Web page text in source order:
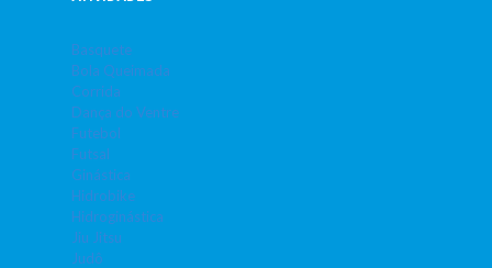
Basquete
Bola Queimada
Corrida
Dança do Ventre
Futebol
Futsal
Ginástica
Hidrobike
Hidroginástica
Jiu Jitsu
Judô